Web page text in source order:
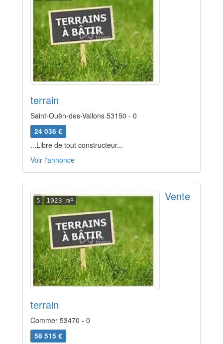
terrain
Saint-Ouën-des-Vallons 53150 - 0
24 036 €
...Libre de tout constructeur...
Voir l'annonce
5 1023 m² Vente
terrain
Commer 53470 - 0
58 515 €